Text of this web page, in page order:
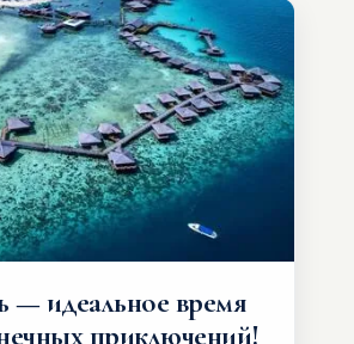
— идеальное время
приключений!